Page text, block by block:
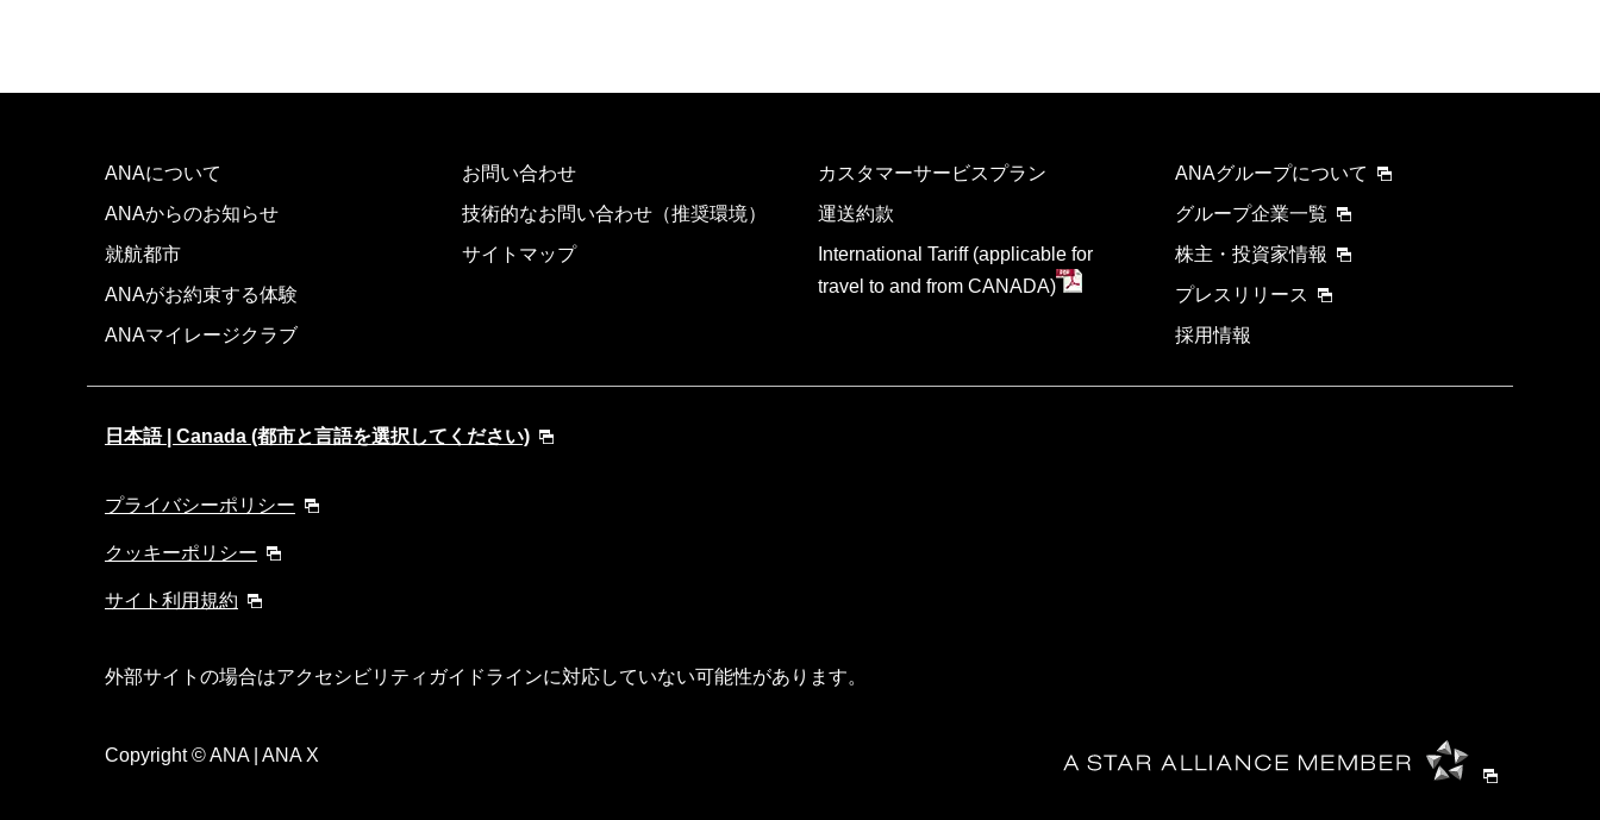
ANAについて
ANAからのお知らせ
就航都市
ANAがお約束する体験
ANAマイレージクラブ
お問い合わせ
技術的なお問い合わせ（推奨環境）
サイトマップ
カスタマーサービスプラン
運送約款
International Tariff (applicable for
travel to and from CANADA)
ANAグループについて
グループ企業一覧
株主・投資家情報
プレスリリース
採用情報
日本語 | Canada (都市と言語を選択してください)
プライバシーポリシー
クッキーポリシー
サイト利用規約
外部サイトの場合はアクセシビリティガイドラインに対応していない可能性があります。
Copyright© ANA | ANA X